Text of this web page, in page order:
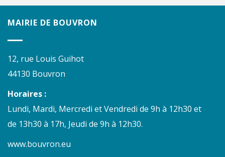
MAIRIE DE BOUVRON
12, rue Louis Guihot
44130 Bouvron
Horaires :
Lundi, Mardi, Mercredi et Vendredi de 9h à 12h30 et
de 13h30 à 17h, Jeudi de 9h à 12h30.
www.bouvron.eu